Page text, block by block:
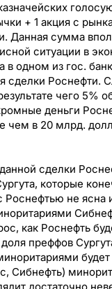
+ 1 акция с
Данная сумма
ситуации в
в одном из гос.
сделки Роснефти.
чего 5%
деньги
чем в 20 млрд.
сделки
которые
Роснефтью не
как Роснефть
преффов
Сибнефть)